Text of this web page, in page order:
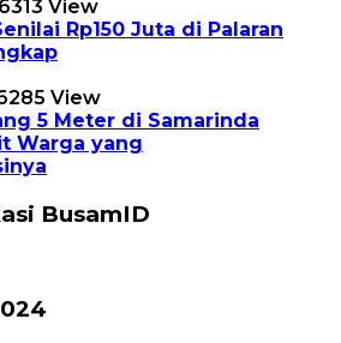
313 View
Rp150 Juta di Palaran
285 View
5 Meter di Samarinda
Warga yang
BusamID